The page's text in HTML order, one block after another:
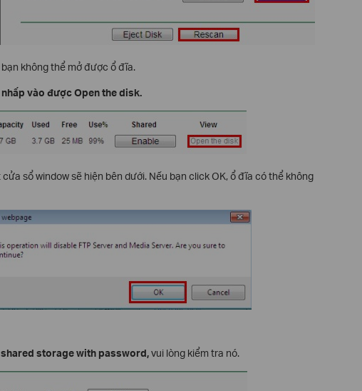
không thể mở được ổ đĩa.
vào được Open the disk.
sổ window sẽ hiện bên dưới. Nếu bạn click OK, ổ đĩa có thể không
storage with password,vui lòng kiểm tra nó.